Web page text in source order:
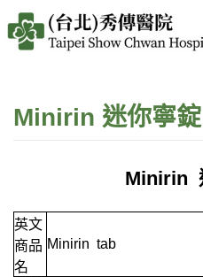
Minirin 迷你寧錠
Minirin
英文
商品
名
Minirin tab